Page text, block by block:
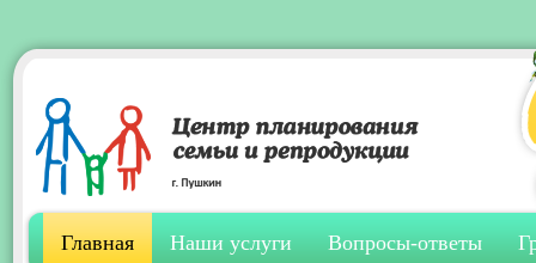
Главная Наши услуги Вопросы-ответы